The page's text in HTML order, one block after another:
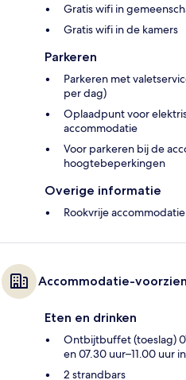
Gratis wifi in
Gratis wifi in de kamers
Parkeren
Parkeren met
per dag)
Oplaadpunt voor
accommodatie
Voor parkeren bij de
hoogtebeperkingen
Overige informatie
Rookvrije accommodatie
Accommodatie-
Eten en drinken
Ontbijtbuffet (toeslag)
en 07.30 uur–11.00 uur
2 strandbars